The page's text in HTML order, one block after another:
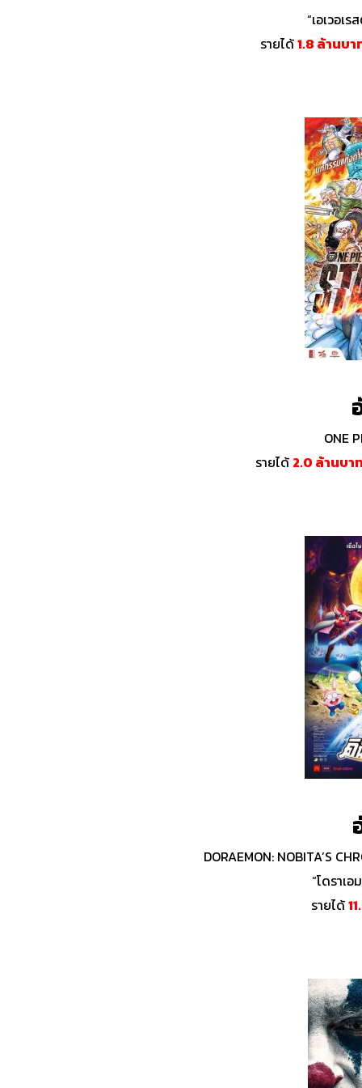
“เอเวอเ
รายได้1.8 ล้านบา
ONE
รายได้ 2.0 ล้านบา
DORAEMON: NOBITA’S
“โดราเ
รายได้